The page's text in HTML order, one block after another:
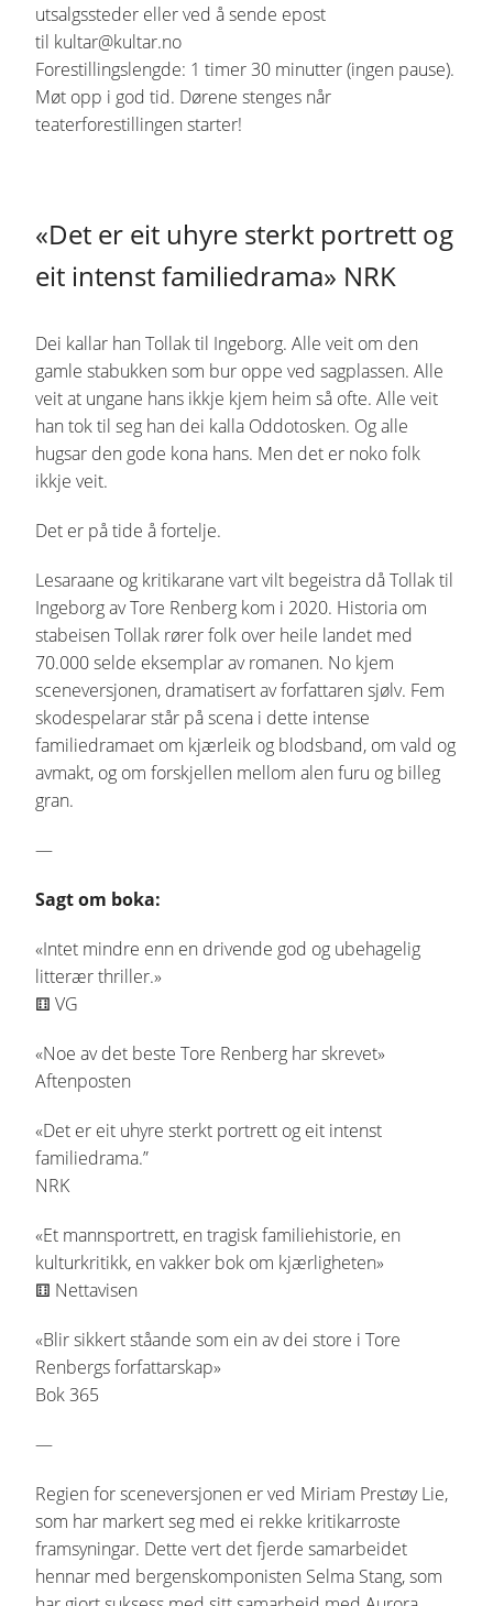
utsalgssteder eller ved å sende epost
til kultar@kultar.no
Forestillingslengde: 1 timer 30 minutter (ingen pause).
Møt opp i god tid. Dørene stenges når
teaterforestillingen starter!
«Det er eit uhyre sterkt portrett og
eit intenst familiedrama» NRK
Dei kallar han Tollak til Ingeborg. Alle veit om den
gamle stabukken som bur oppe ved sagplassen. Alle
veit at ungane hans ikkje kjem heim så ofte. Alle veit
han tok til seg han dei kalla Oddotosken. Og alle
hugsar den gode kona hans. Men det er noko folk
ikkje veit.
Det er på tide å fortelje.
Lesaraane og kritikarane vart vilt begeistra då Tollak til
Ingeborg av Tore Renberg kom i 2020. Historia om
stabeisen Tollak rører folk over heile landet med
70.000 selde eksemplar av romanen. No kjem
sceneversjonen, dramatisert av forfattaren sjølv. Fem
skodespelarar står på scena i dette intense
familiedramaet om kjærleik og blodsband, om vald og
avmakt, og om forskjellen mellom alen furu og billeg
gran.
—
Sagt om boka:
«Intet mindre enn en drivende god og ubehagelig
litterær thriller.»
⚅ VG
«Noe av det beste Tore Renberg har skrevet»
Aftenposten
«Det er eit uhyre sterkt portrett og eit intenst
familiedrama.”
NRK
«Et mannsportrett, en tragisk familiehistorie, en
kulturkritikk, en vakker bok om kjærligheten»
⚅ Nettavisen
«Blir sikkert ståande som ein av dei store i Tore
Renbergs forfattarskap»
Bok 365
—
Regien for sceneversjonen er ved Miriam Prestøy Lie,
som har markert seg med ei rekke kritikarroste
framsyningar. Dette vert det fjerde samarbeidet
hennar med bergenskomponisten Selma Stang, som